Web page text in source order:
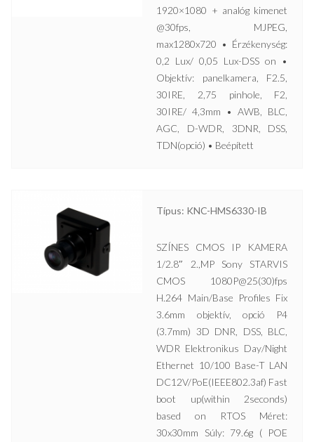
1920×1080 + analóg kimenet
@30fps, MJPEG,
max1280x720 • Érzékenység:
0,2 Lux/ 0,05 Lux-DSS on •
Objektív: panelkamera, F2.5,
30IRE, 2,75 pinhole, F2,
30IRE/ 4,3mm • AWB, BLC,
AGC, D-WDR, 3DNR, DSS,
TDN(opció) • Beépített
Típus: KNC-HMS6330-IB
SZÍNES CMOS IP KAMERA
1/2.8″ 2.,MP Sony STARVIS
CMOS 1080P@25(30)fps
H.264 Main/Base Profiles Fix
3.6mm objektív, opció P4
(3.7mm) 3D DNR, DSS, BLC,
WDR Elektronikus Day/Night
Ethernet 10/100 Base-T LAN
DC12V/PoE(IEEE802.3af) Fast
boot up(within 2seconds)
based on RTOS Méret:
30x30mm Súly: 79.6g ( POE